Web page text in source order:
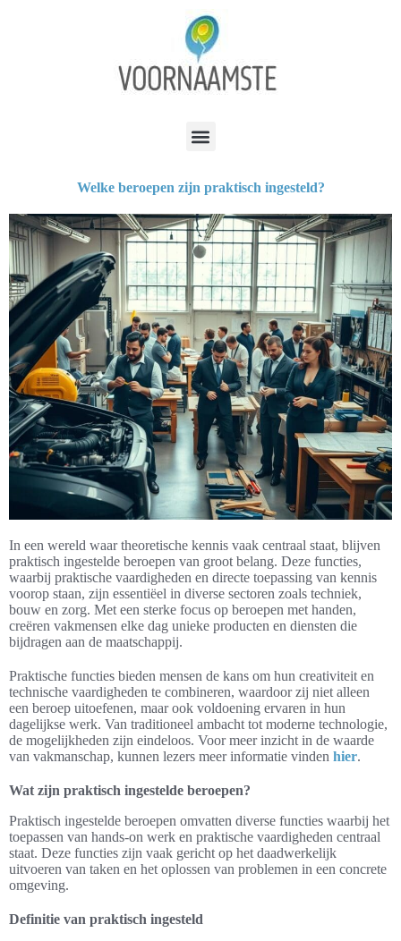
Welke beroepen zijn praktisch ingesteld?
In een wereld waar theoretische kennis vaak centraal staat, blijven
praktisch ingestelde beroepen van groot belang. Deze functies,
waarbij praktische vaardigheden en directe toepassing van kennis
voorop staan, zijn essentiëel in diverse sectoren zoals techniek,
bouw en zorg. Met een sterke focus op beroepen met handen,
creëren vakmensen elke dag unieke producten en diensten die
bijdragen aan de maatschappij.
Praktische functies bieden mensen de kans om hun creativiteit en
technische vaardigheden te combineren, waardoor zij niet alleen
een beroep uitoefenen, maar ook voldoening ervaren in hun
dagelijkse werk. Van traditioneel ambacht tot moderne technologie,
de mogelijkheden zijn eindeloos. Voor meer inzicht in de waarde
van vakmanschap, kunnen lezers meer informatie vinden hier.
Wat zijn praktisch ingestelde beroepen?
Praktisch ingestelde beroepen omvatten diverse functies waarbij het
toepassen van hands-on werk en praktische vaardigheden centraal
staat. Deze functies zijn vaak gericht op het daadwerkelijk
uitvoeren van taken en het oplossen van problemen in een concrete
omgeving.
Definitie van praktisch ingesteld